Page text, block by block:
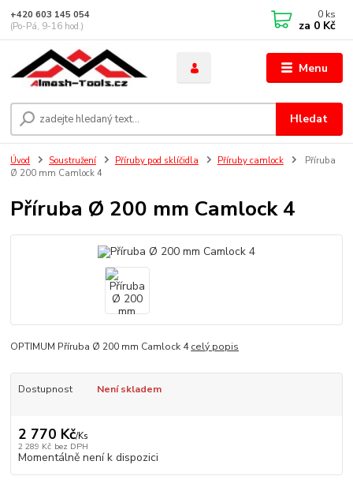
Menu
Hledat
+420 603 145 054
(Po-Pá, 9-16 hod.)
0 ks
za 0 Kč
Úvod Soustružení Příruby pod sklíčidla Příruby camlock
Příruba
Ø 200 mm Camlock 4
Příruba Ø 200 mm Camlock 4
OPTIMUM Příruba Ø 200 mm Camlock 4celý popis
Dostupnost Není skladem
2 770 Kč/Ks
2 289 Kč bez DPH
Momentálně není k dispozici